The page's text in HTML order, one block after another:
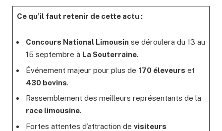
Ce qu’il faut retenir de cette actu :
Concours National Limousinse déroulera du 13 au
15 septembre à La Souterraine.
Événement majeur pour plus de 170 éleveurs et
430 bovins.
Rassemblement des meilleurs représentants de la
race limousine.
Fortes attentes d’attraction de visiteurs